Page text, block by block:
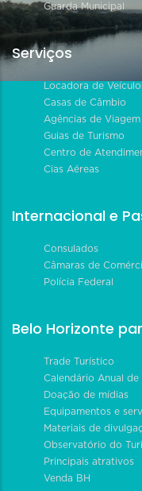
Guarda Municipal
Serviços
Locadora de
Casas de Câmbio
Agências de Viagem
Guias de Turismo
Centro de
Cias Aéreas
Internacional e
Consulados
Câmaras de
Polícia Federal
Belo Horizonte
Trade Turístico
Calendário Anual de
Doação de mídias
Equipamentos e
Materiais de
Observatório do
Principais atrativos
Venda BH